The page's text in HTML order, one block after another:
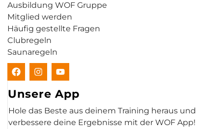
Ausbildung WOF Gruppe
Mitglied werden
Häufig gestellte Fragen
Clubregeln
Saunaregeln
Unsere App
Hole das Beste aus deinem Training heraus und
verbessere deine Ergebnisse mit der WOF App!